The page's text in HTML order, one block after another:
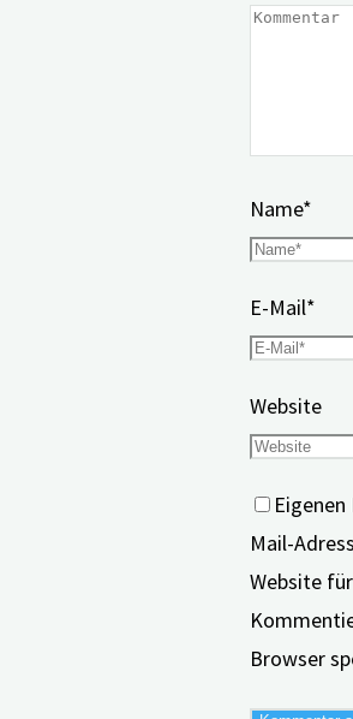
Name*
E-Mail*
Website
Mail-
Website
Browser